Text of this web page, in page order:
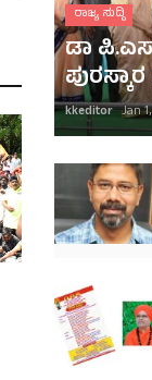
ರಾಜ್ಯ ಸುದ್ದಿ
ಡಾ
kkeditor Jan